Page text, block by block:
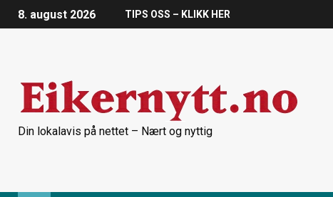
8. august 2026 TIPS OSS – KLIKK HER
Din lokalavis på nettet – Nært og nyttig